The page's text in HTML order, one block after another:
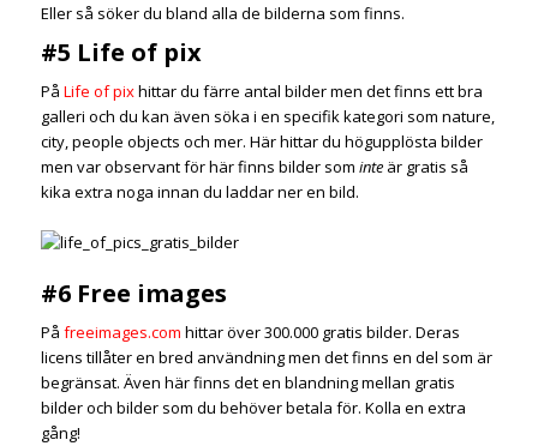
Eller så söker du bland alla de bilderna som finns.
#5 Life of pix
På Life of pixhittar du färre antal bilder men det finns ett bra
galleri och du kan även söka i en specifik kategori som nature,
city, people objects och mer. Här hittar du högupplösta bilder
men var observant för här finns bilder som inteär gratis så
kika extra noga innan du laddar ner en bild.
#6 Free images
På freeimages.com hittar över 300.000 gratis bilder. Deras
licens tillåter en bred användning men det finns en del som är
begränsat. Även här finns det en blandning mellan gratis
bilder och bilder som du behöver betala för. Kolla en extra
gång!